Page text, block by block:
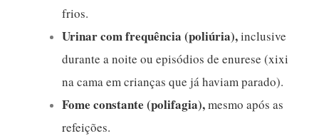
frios.
Urinar com frequência (poliúria),inclusive
durante a noite ou episódios de enurese (xixi
na cama em crianças que já haviam parado).
Fome constante (polifagia),mesmo após as
refeições.